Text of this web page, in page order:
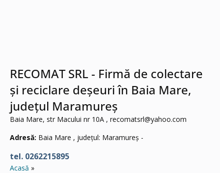
RECOMAT SRL - Firmă de colectare
și reciclare deșeuri în Baia Mare,
județul Maramureș
Baia Mare, str Macului nr 10A , recomatsrl@yahoo.com
Adresă: Baia Mare , județul: Maramureș -
tel. 0262215895
Acasă